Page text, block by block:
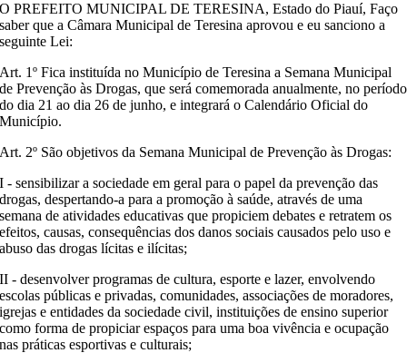
O PREFEITO MUNICIPAL DE TERESINA, Estado do Piauí, Faço
saber que a Câmara Municipal de Teresina aprovou e eu sanciono a
seguinte Lei:
Art. 1º Fica instituída no Município de Teresina a Semana Municipal
de Prevenção às Drogas, que será comemorada anualmente, no período
do dia 21 ao dia 26 de junho, e integrará o Calendário Oficial do
Município.
Art. 2º São objetivos da Semana Municipal de Prevenção às Drogas:
I - sensibilizar a sociedade em geral para o papel da prevenção das
drogas, despertando-a para a promoção à saúde, através de uma
semana de atividades educativas que propiciem debates e retratem os
efeitos, causas, consequências dos danos sociais causados pelo uso e
abuso das drogas lícitas e ilícitas;
II - desenvolver programas de cultura, esporte e lazer, envolvendo
escolas públicas e privadas, comunidades, associações de moradores,
igrejas e entidades da sociedade civil, instituições de ensino superior
como forma de propiciar espaços para uma boa vivência e ocupação
nas práticas esportivas e culturais;